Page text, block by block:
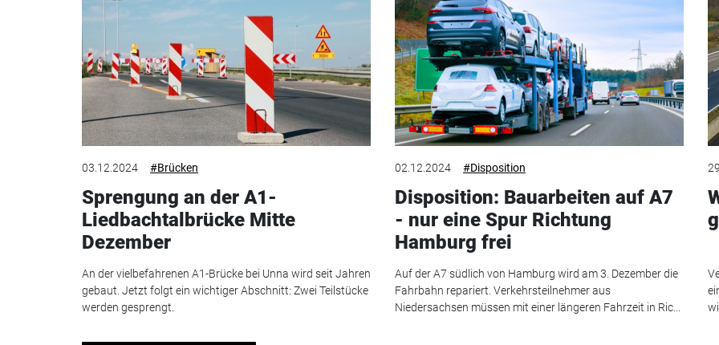
03.12.2024 #Brücken
Sprengung an der A1-
Liedbachtalbrücke Mitte
Dezember
An der vielbefahrenen A1-Brücke bei Unna wird seit Jahren
gebaut. Jetzt folgt ein wichtiger Abschnitt: Zwei Teilstücke
werden gesprengt.
02.12.2024 #Disposition
Disposition: Bauarbeiten auf A7
- nur eine Spur Richtung
Hamburg frei
Auf der A7 südlich von Hamburg wird am 3. Dezember die
Fahrbahn repariert. Verkehrsteilnehmer aus
Niedersachsen müssen mit einer längeren Fahrzeit in Ric...